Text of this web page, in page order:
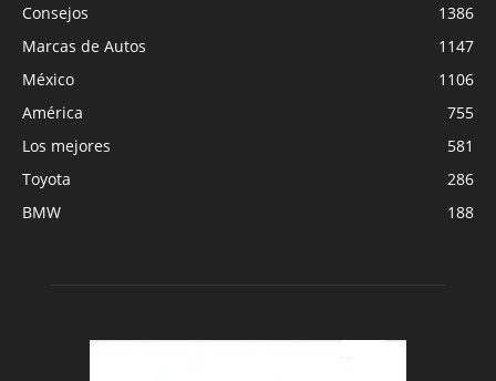
Consejos
1386
Marcas de Autos
1147
México
1106
América
755
Los mejores
581
Toyota
286
BMW
188